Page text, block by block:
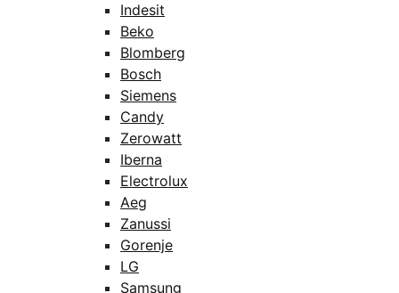
Indesit
Beko
Blomberg
Bosch
Siemens
Candy
Zerowatt
Iberna
Electrolux
Aeg
Zanussi
Gorenje
LG
Samsung